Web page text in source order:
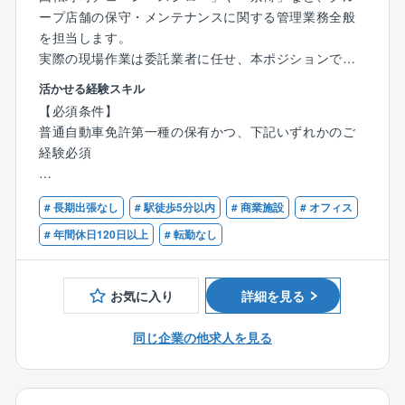
ープ店舗の保守・メンテナンスに関する管理業務全般
を担当します。
実際の現場作業は委託業者に任せ、本ポジションでは
本社での内勤管理業務を中心に、多岐にわたる調整や
戦略立案に従事いただきます。
※現場でのメンテナンス業務は委託
【東証プライム上場/回転ずし最大手の「スシロー」運
営会社/本社勤務で転勤無】
■同ポジションの魅力
・内勤業務中心
⇒出張は月に1回程度です！（改装店舗の現地確認が
必要な際・別途近隣店舗視察の機会も有り）
・店舗設備管理の経験はもちろん、ビルメンテナン
ス・ビルマネジメント・施設管理（特に飲食店が入る
ような施設）・施工監理等、様々な経験を活かして、
発注者側で働いていただけます！
活かせる経験スキル
【必須条件】
普通自動車免許第一種の保有かつ、下記いずれかのご
経験必須
[1]ビルマネジメント・ファシリティマネジメント
商業施設やオフィスビルなどにおいて、複数拠点の設
備管理計画の策定や協力会社・委託業者のマネジメン
ト経験がある方
[2]発注者側のファシリティマネジメント（総務部等）
事業会社の総務部門や自治体において、複数拠点の設
備管理やメンテナンス対応に従事された経験がある方
# 長期出張なし # 駅徒歩5分以内 # 商業施設
# オフィス
# 年間休日120日以上
# 転勤なし
お気に入り 詳細を見る
同じ企業の他求人を見る